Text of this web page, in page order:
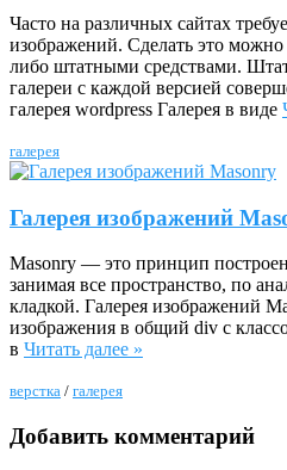
Часто на различных сайтах
изображений. Сделать это
либо штатными средствами.
галереи с каждой версией
галерея wordpress Галерея в виде
галерея
Галерея изображений
Masonry — это принцип
занимая все пространство, по
кладкой. Галерея изображений
изображения в общий div с
в Читать далее »
верстка / галерея
Добавить комментарий